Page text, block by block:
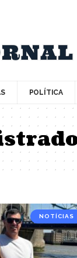
POLÍTICA
NOTÍCIAS